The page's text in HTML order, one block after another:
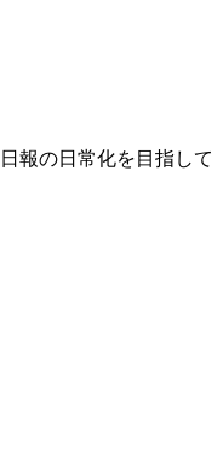
報の日常化を目指して